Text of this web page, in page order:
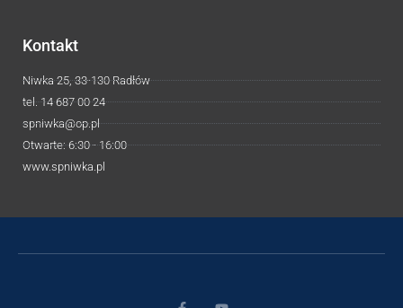
Kontakt
Niwka 25, 33-130 Radłów
tel. 14 687 00 24
spniwka@op.pl
Otwarte: 6:30 - 16:00
www.spniwka.pl